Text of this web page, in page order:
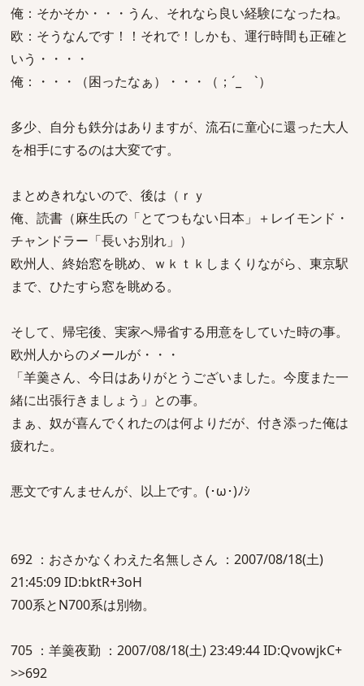
俺：そかそか・・・うん、それなら良い経験になったね。
欧：そうなんです！！それで！しかも、運行時間も正確と
いう・・・・
俺：・・・（困ったなぁ）・・・（；´_ゝ`）
多少、自分も鉄分はありますが、流石に童心に還った大人
を相手にするのは大変です。
まとめきれないので、後は（ｒｙ
俺、読書（麻生氏の「とてつもない日本」＋レイモンド・
チャンドラー「長いお別れ」）
欧州人、終始窓を眺め、ｗｋｔｋしまくりながら、東京駅
まで、ひたすら窓を眺める。
そして、帰宅後、実家へ帰省する用意をしていた時の事。
欧州人からのメールが・・・
「羊羹さん、今日はありがとうございました。今度また一
緒に出張行きましょう」との事。
まぁ、奴が喜んでくれたのは何よりだが、付き添った俺は
疲れた。
悪文ですんませんが、以上です。(･ω･)ﾉｼ
692 ：おさかなくわえた名無しさん ：2007/08/18(土)
21:45:09 ID:bktR+3oH
700系とN700系は別物。
705 ：羊羹夜勤 ：2007/08/18(土) 23:49:44 ID:QvowjkC+
>>692